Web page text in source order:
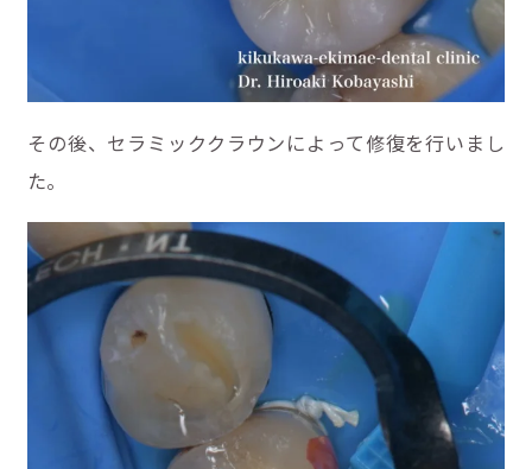
その後、セラミッククラウンによって修復を行いまし
た。